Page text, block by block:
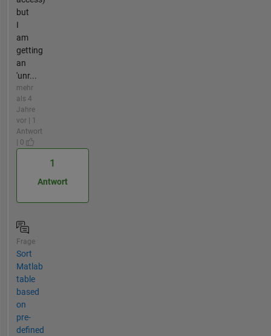
but
I
am
getting
an
'unr...
mehr
als 4
Jahre
vor | 1
Antwort
| 0
1
Antwort
Frage
Sort
Matlab
table
based
on
pre-
defined